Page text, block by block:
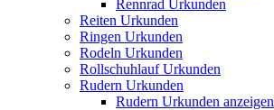
Rennrad Urkunden
Reiten Urkunden
Ringen Urkunden
Rodeln Urkunden
Rollschuhlauf Urkunden
Rudern Urkunden
Rudern Urkunden anzeigen